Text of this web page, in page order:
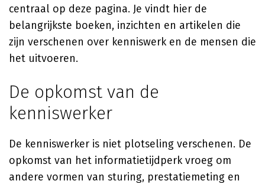
centraal op deze pagina. Je vindt hier de
belangrijkste boeken, inzichten en artikelen die
zijn verschenen over kenniswerk en de mensen die
het uitvoeren.
De opkomst van de
kenniswerker
De kenniswerker is niet plotseling verschenen. De
opkomst van het informatietijdperk vroeg om
andere vormen van sturing, prestatiemeting en